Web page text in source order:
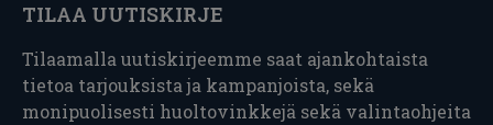
TILAA UUTISKIRJE
Tilaamalla uutiskirjeemme saat ajankohtaista
tietoa tarjouksista ja kampanjoista, sekä
monipuolisesti huoltovinkkejä sekä valintaohjeita